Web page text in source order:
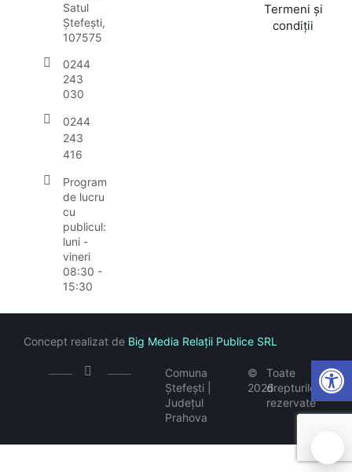
Satul
Ștefești,
107575
0244
243
030
0244
243
416
Program
de lucru
cu
publicul:
luni -
vineri
08:30 -
15:30
Termeni și
condiții
Comuna
Ștefești |
Județul
Prahova
©
2026
Toate
drepturile
rezervate
Concept realizat de Big Media Relații Publice SRL